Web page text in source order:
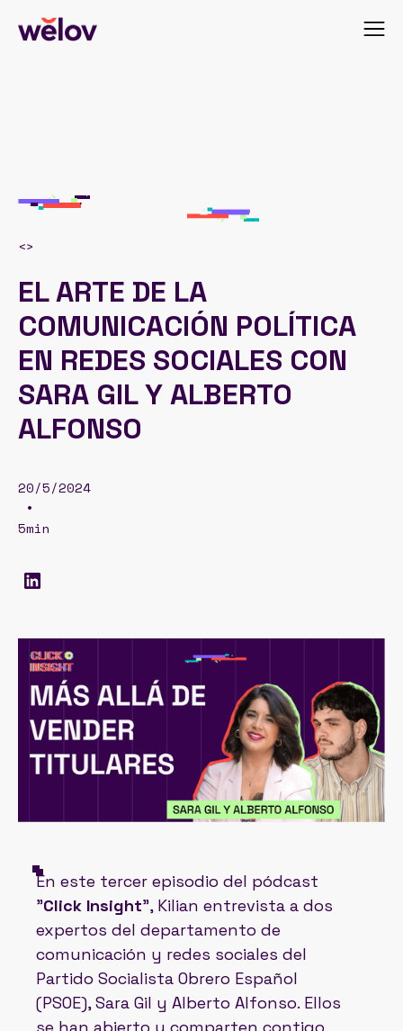
<>
EL ARTE DE LA
COMUNICACIÓN POLÍTICA
EN REDES SOCIALES CON
SARA GIL Y ALBERTO
ALFONSO
20/5/2024
•
5min
En este tercer episodio del pódcast
"Click Insight", Kilian entrevista a dos
expertos del departamento de
comunicación y redes sociales del
Partido Socialista Obrero Español
(PSOE), Sara Gil y Alberto Alfonso. Ellos